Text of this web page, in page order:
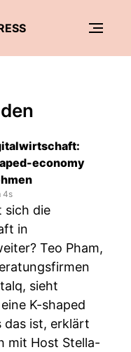
economy
4s
sich die
in
Teo Pham,
sieht
K-shaped
das ist, erklärt
mit Host Stella-